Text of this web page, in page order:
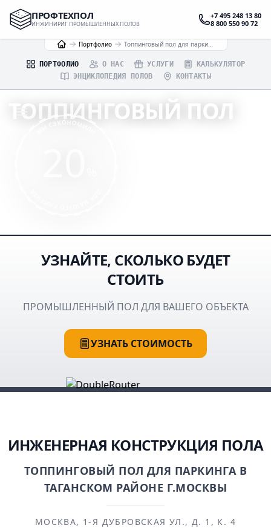
ПРОФТЕХПОЛ
ИНЖИНИРИГ ПРОМЫШЛЕННЫХ ПОЛОВ
+7 495 248 13 80
8 800 550 90 72
Портфолио Топпинговый пол для паркинга в Таганском районе г.Москвы
ПОРТФОЛИО О НАС УСЛУГИ
КАЛЬКУЛЯТОР
ЭНЦИКЛОПЕДИЯ ПОЛОВ
КОНТАКТЫ
ТОППИНГОВЫЙ ПОЛ
УЗНАЙТЕ, СКОЛЬКО БУДЕТ
СТОИТЬ
ПРОМЫШЛЕННЫЙ ПОЛ ДЛЯ ВАШЕГО ОБЪЕКТА
УЗНАТЬ СТОИМОСТЬ
ИНЖЕНЕРНАЯ КОНСТРУКЦИЯ ПОЛА
ТОППИНГОВЫЙ ПОЛ ДЛЯ ПАРКИНГА В
ТАГАНСКОМ РАЙОНЕ Г.МОСКВЫ
МОСКВА, 1-Я ДУБРОВСКАЯ УЛ., Д. 1, К. 4